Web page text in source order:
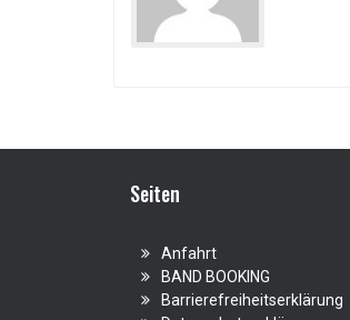
Seiten
Anfahrt
BAND BOOKING
Barrierefreiheitserklärung